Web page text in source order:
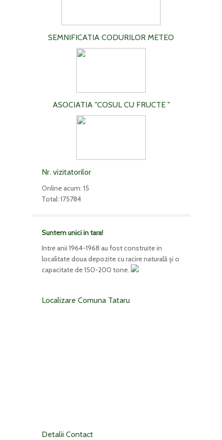
SEMNIFICATIA CODURILOR METEO
ASOCIATIA "COSUL CU FRUCTE "
Nr. vizitatorilor
Online acum: 15
Total: 175784
Suntem unici in tara!
Intre anii 1964-1968 au fost construite in
localitate doua depozite cu racire naturală şi o
capacitate de 150-200 tone.
Localizare Comuna Tataru
Detalii Contact